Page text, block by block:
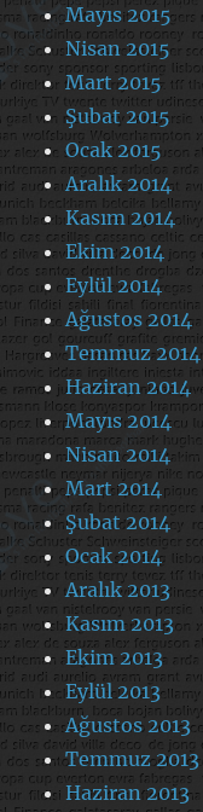
Mayıs 2015
Nisan 2015
Mart 2015
Şubat 2015
Ocak 2015
Aralık 2014
Kasım 2014
Ekim 2014
Eylül 2014
Ağustos 2014
Temmuz 2014
Haziran 2014
Mayıs 2014
Nisan 2014
Mart 2014
Şubat 2014
Ocak 2014
Aralık 2013
Kasım 2013
Ekim 2013
Eylül 2013
Ağustos 2013
Temmuz 2013
Haziran 2013